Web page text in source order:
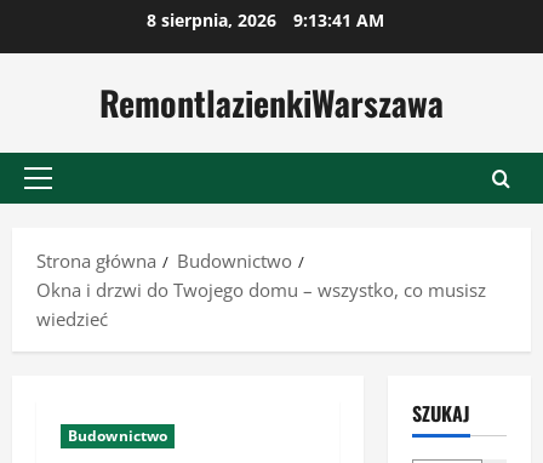
8 sierpnia, 2026 9:13:41 AM
RemontlazienkiWarszawa
Menu
Strona główna
Budownictwo
Okna i drzwi do Twojego domu – wszystko, co musisz
wiedzieć
Budownictwo
SZUKAJ